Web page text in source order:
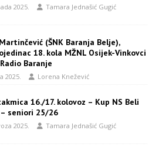
2025. Tamara Jednašić Gugić
(ŠNK Baranja Belje),
18. kola MŽNL Osijek-Vinkovci
Baranje
2025. Lorena Knežević
16./17. kolovoz – Kup NS Beli
seniori 25/26
2025. Tamara Jednašić Gugić